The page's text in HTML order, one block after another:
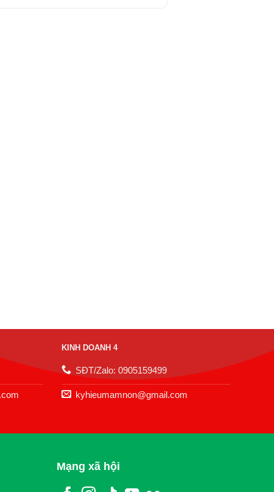
KINH DOANH 4
SĐT/Zalo: 0905159499
kyhieumamnon@gmail.com
Mạng xã hội